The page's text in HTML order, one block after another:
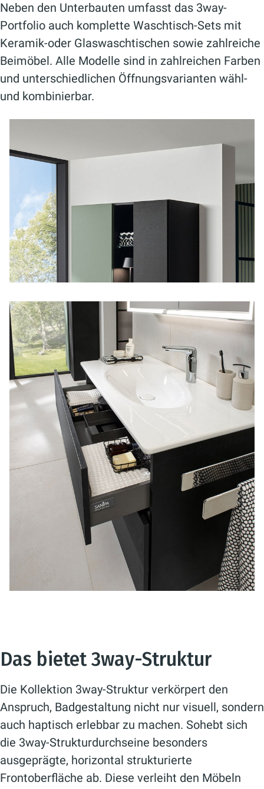
Neben den Unterbauten umfasst das 3way-
Portfolio auch komplette Waschtisch-Sets mit
Keramik-oder Glaswaschtischen sowie zahlreiche
Beimöbel. Alle Modelle sind in zahlreichen Farben
und unterschiedlichen Öffnungsvarianten wähl-
und kombinierbar.
Das bietet 3way-Struktur
Die Kollektion 3way-Struktur verkörpert den
Anspruch, Badgestaltung nicht nur visuell, sondern
auch haptisch erlebbar zu machen. Sohebt sich
die 3way-Strukturdurchseine besonders
ausgeprägte, horizontal strukturierte
Frontoberfläche ab. Diese verleiht den Möbeln